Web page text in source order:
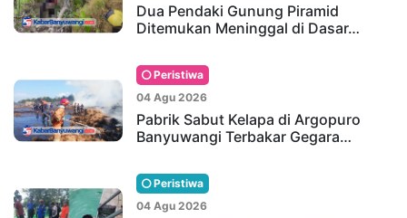
Dua Pendaki Gunung Piramid
Ditemukan Meninggal di Dasar…
Peristiwa
04 Agu 2026
Pabrik Sabut Kelapa di Argopuro
Banyuwangi Terbakar Gegara…
Peristiwa
04 Agu 2026